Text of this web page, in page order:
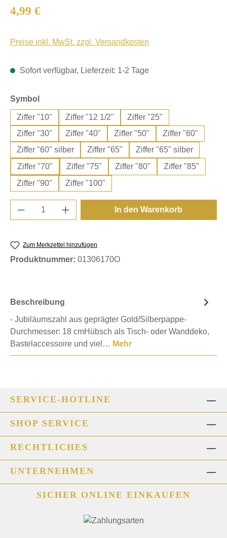
Regulärer Preis:
4,99 €
Preise inkl. MwSt. zzgl. Versandkosten
Sofort verfügbar, Lieferzeit: 1-2 Tage
Symbol auswählen
Ziffer "10" Ziffer "12 1/2"
Ziffer "25"
Ziffer "30"
Ziffer "40" Ziffer "50"
Ziffer "60"
Ziffer "60" silber
Ziffer "65"
Ziffer "65" silber
Ziffer "70"
Ziffer "75" Ziffer "80"
Ziffer "85"
Ziffer "90"
Ziffer "100"
Produkt Anzahl: Gib den gewünschten
In den Warenkorb
Zum Merkzettel hinzufügen
Produktnummer: 01306170O
Beschreibung
- Jubiläumszahl aus geprägter Gold/Silberpappe-
Durchmesser: 18 cmHübsch als Tisch- oder Wanddeko,
Bastelaccessoire und viel… Mehr
SERVICE-HOTLINE
SHOP SERVICE
RECHTLICHES
UNTERNEHMEN
SICHER ONLINE EINKAUFEN